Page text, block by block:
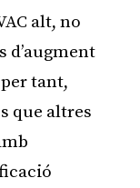
alt, no
d’augment
tant,
que altres